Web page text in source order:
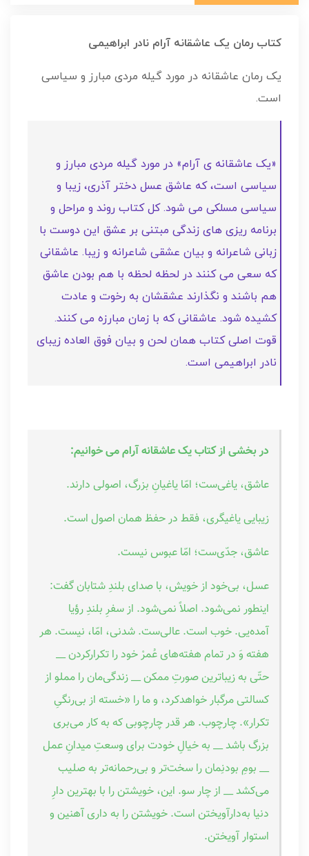
کتاب رمان یک عاشقانه آرام نادر ابراهیمی
یک رمان عاشقانه در مورد گیله مردی مبارز و سیاسی
است.
«یک عاشقانه ی آرام» در مورد گیله مردی مبارز و
سیاسی است، که عاشق عسل دختر آذری، زیبا و
سیاسی مسلکی می شود. کل کتاب روند و مراحل و
برنامه ریزی های زندگی مبتنی بر عشق این دوست با
زبانی شاعرانه و بیان عشقی شاعرانه و زیبا. عاشقانی
که سعی می کنند در لحظه لحظه با هم بودن عاشق
هم باشند و نگذارند عشقشان به رخوت و عادت
کشیده شود. عاشقانی که با زمان مبارزه می کنند.
قوت اصلی کتاب همان لحن و بیان فوق العاده زیبای
نادر ابراهیمی است.
در بخشی از کتاب یک عاشقانه آرام می خوانیم:
عاشق، یاغی‌ست؛ امّا یاغیانِ بزرگ، اصولی دارند.
زیبایی یاغیگری، فقط در حفظ همان اصول است.
عاشق، جدّی‌ست؛ امّا عبوس نیست.
عسل، بی‌خود از خویش، با صدای بلندِ شتابان گفت:
اینطور نمی‌شود. اصلاً نمی‌شود. از سفرِ بلندِ رؤیا
آمده‌یی. خوب است. عالی‌ست. شدنی، امّا، نیست. هر
هفته وَ در تمام هفته‌های عُمرْ خود را تکرارکردن __
حتّی به زیباترین صورتِ ممکن __ زندگی‌مان را مملو از
کسالتی مرگبار خواهدکرد، و ما را «خسته از بی‌رنگیِ
تکرار». چارچوب. هر قدر چارچوبی که به کار می‌بری
بزرگ باشد __ به خیالِ خودت برای وسعتِ میدانِ عمل
__ بومِ بودنِمان را سخت‌تر و بی‌رحمانه‌تر به صلیب
می‌کشد __ از چار سو. این، خویشتن را با بهترین دارِ
دنیا به‌دارآویختن است. خویشتن را به داری آهنین و
استوار آویختن.